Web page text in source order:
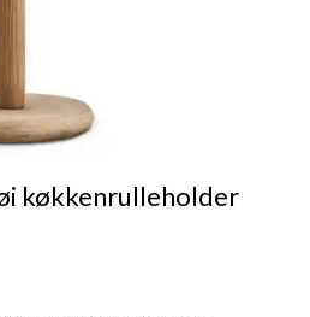
køkkenrulleholder